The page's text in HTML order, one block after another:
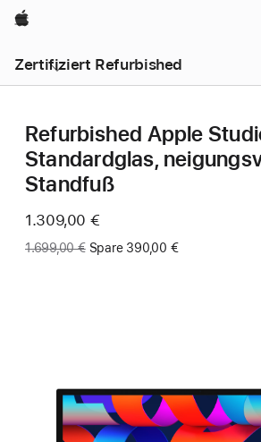
Apple
Zertifiziert Refurbished
Refurbished Apple
Standard­glas,
Standfuß
Jetzt
1.309,00 €
Vorher:
1.699,00 € Spare 390,00 €